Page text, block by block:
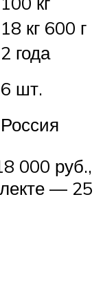
18 кг 600 г
2 года
6 шт.
Россия
000 руб.,
— 25